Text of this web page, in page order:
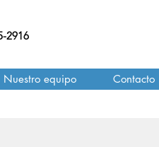
2916
Nuestro equipo Contacto